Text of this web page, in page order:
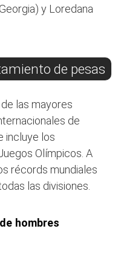
y Loredana
de pesas
las mayores
de
incluye los
Olímpicos. A
récords mundiales
las divisiones.
hombres